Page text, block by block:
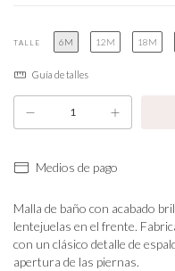
TALLE 6M 12M 18M
Guía de talles
Medios de pago
Malla de baño con acabado
lentejuelas en el frente.
con un clásico detalle de
apertura de las piernas.